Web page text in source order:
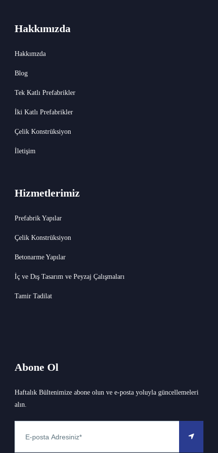
Hakkımızda
Hakkımzda
Blog
Tek Katlı Prefabrikler
İki Katlı Prefabrikler
Çelik Konstrüksiyon
İletişim
Hizmetlerimiz
Prefabrik Yapılar
Çelik Konstrüksiyon
Betonarme Yapılar
İç ve Dış Tasarım ve Peyzaj Çalışmaları
Tamir Tadilat
Abone Ol
Haftalık Bültenimize abone olun ve e-posta yoluyla güncellemeleri
alın.